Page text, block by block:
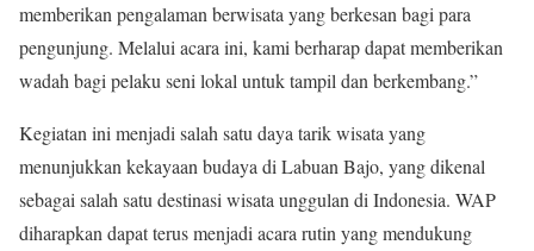
memberikan pengalaman berwisata yang berkesan bagi para
pengunjung. Melalui acara ini, kami berharap dapat memberikan
wadah bagi pelaku seni lokal untuk tampil dan berkembang.”
Kegiatan ini menjadi salah satu daya tarik wisata yang
menunjukkan kekayaan budaya di Labuan Bajo, yang dikenal
sebagai salah satu destinasi wisata unggulan di Indonesia. WAP
diharapkan dapat terus menjadi acara rutin yang mendukung